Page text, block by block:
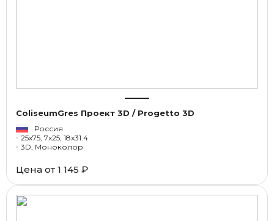
ColiseumGres Проект 3D / Progetto 3D
Россия
25x75, 7x25, 18x31.4
3D, Моноколор
Цена от 1 145 ₽